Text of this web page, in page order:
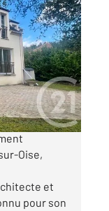
Oise,
et
pour son